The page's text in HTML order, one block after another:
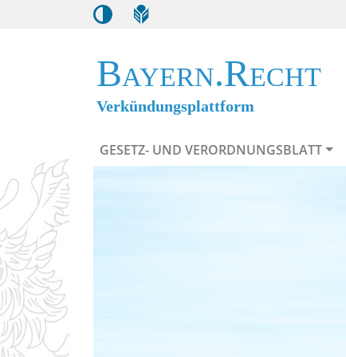
Bayern.Recht
Verkündungsplattform
GESETZ- UND VERORDNUNGSBLATT